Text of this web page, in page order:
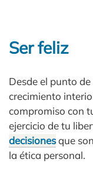
Ser feliz
Desde el punto
crecimiento
compromiso con
ejercicio de tu
decisionesque
la ética personal.